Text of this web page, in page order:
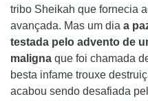
tribo Sheikah que fornecia
avançada. Mas um dia a
testada pelo advento de
maligna que foi chamada
besta infame trouxe
acabou sendo desafiada